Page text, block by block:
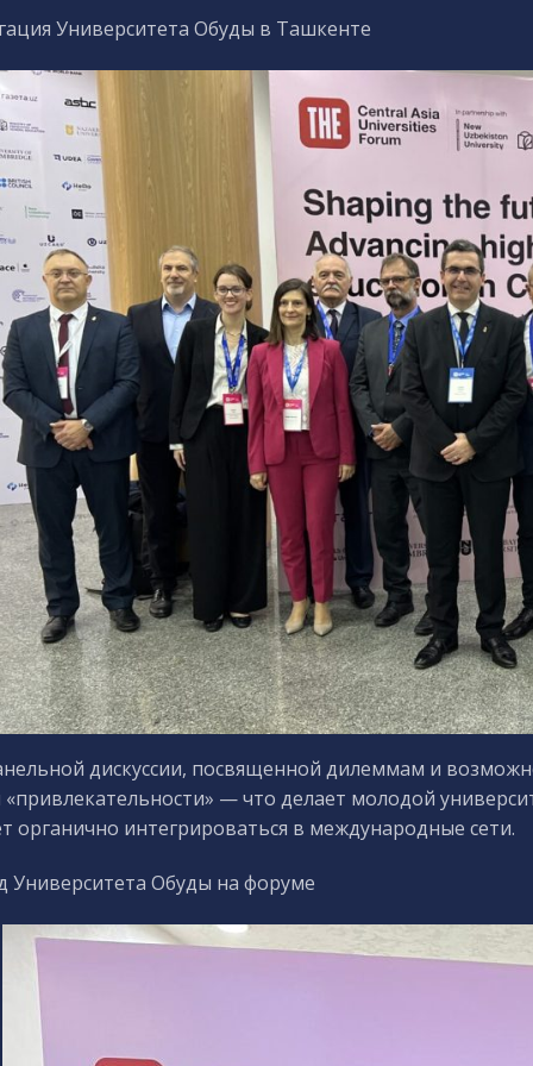
Университета Обуды в Ташкенте
дискуссии, посвященной дилеммам и
— что делает молодой
органично интегрироваться в международные сети.
Университета Обуды на форуме